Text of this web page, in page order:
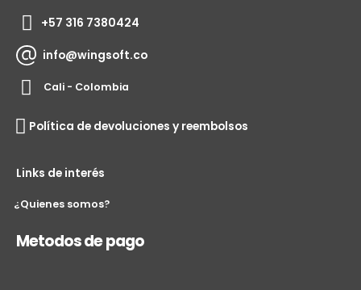
+57 316 7380424
info@wingsoft.co
Cali - Colombia
Política de devoluciones y reembolsos
Links de interés
¿Quienes somos?
Metodos de pago